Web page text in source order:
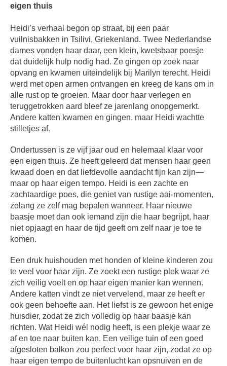
eigen thuis
Heidi’s verhaal begon op straat, bij een paar
vuilnisbakken in Tsilivi, Griekenland. Twee Nederlandse
dames vonden haar daar, een klein, kwetsbaar poesje
dat duidelijk hulp nodig had. Ze gingen op zoek naar
opvang en kwamen uiteindelijk bij Marilyn terecht. Heidi
werd met open armen ontvangen en kreeg de kans om in
alle rust op te groeien. Maar door haar verlegen en
teruggetrokken aard bleef ze jarenlang onopgemerkt.
Andere katten kwamen en gingen, maar Heidi wachtte
stilletjes af.
Ondertussen is ze vijf jaar oud en helemaal klaar voor
een eigen thuis. Ze heeft geleerd dat mensen haar geen
kwaad doen en dat liefdevolle aandacht fijn kan zijn—
maar op haar eigen tempo. Heidi is een zachte en
zachtaardige poes, die geniet van rustige aai-momenten,
zolang ze zelf mag bepalen wanneer. Haar nieuwe
baasje moet dan ook iemand zijn die haar begrijpt, haar
niet opjaagt en haar de tijd geeft om zelf naar je toe te
komen.
Een druk huishouden met honden of kleine kinderen zou
te veel voor haar zijn. Ze zoekt een rustige plek waar ze
zich veilig voelt en op haar eigen manier kan wennen.
Andere katten vindt ze niet vervelend, maar ze heeft er
ook geen behoefte aan. Het liefst is ze gewoon het enige
huisdier, zodat ze zich volledig op haar baasje kan
richten. Wat Heidi wél nodig heeft, is een plekje waar ze
af en toe naar buiten kan. Een veilige tuin of een goed
afgesloten balkon zou perfect voor haar zijn, zodat ze op
haar eigen tempo de buitenlucht kan opsnuiven en de